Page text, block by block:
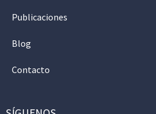
Publicaciones
Blog
Contacto